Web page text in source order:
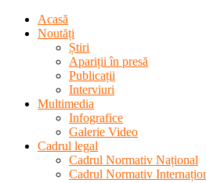
Acasă
Noutăți
Știri
Apariții în presă
Publicații
Interviuri
Multimedia
Infografice
Galerie Video
Cadrul legal
Cadrul Normativ Național
Cadrul Normativ